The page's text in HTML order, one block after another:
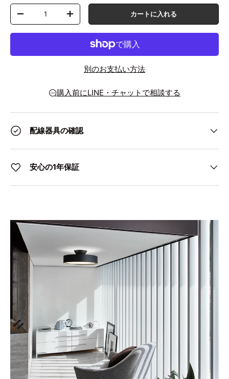
数量
数量を減らす
数量を増やす カートに入れる
別のお支払い方法
購入前にLINE・チャットで相談する
配線器具の確認
安心の1年保証